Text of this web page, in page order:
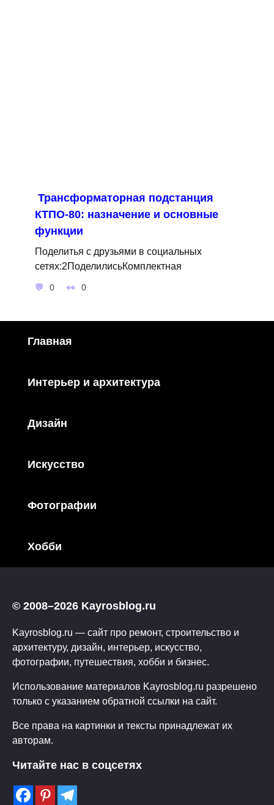
Трансформаторная подстанция
КТПО-80: назначение и основные
функции
Поделитья с друзьями в социальных
сетях:2ПоделилисьКомплектная
0 0
Главная
Интерьер и архитектура
Дизайн
Искусство
Фотографии
Хобби
© 2008–2026 Kayrosblog.ru
Kayrosblog.ru — сайт про ремонт, строительство и
архитектуру, дизайн, интерьер, искусство,
фотографии, путешествия, хобби и бизнес.
Использование материалов Kayrosblog.ru разрешено
только с указанием обратной ссылки на сайт.
Все права на картинки и тексты принадлежат их
авторам.
Читайте нас в соцсетях